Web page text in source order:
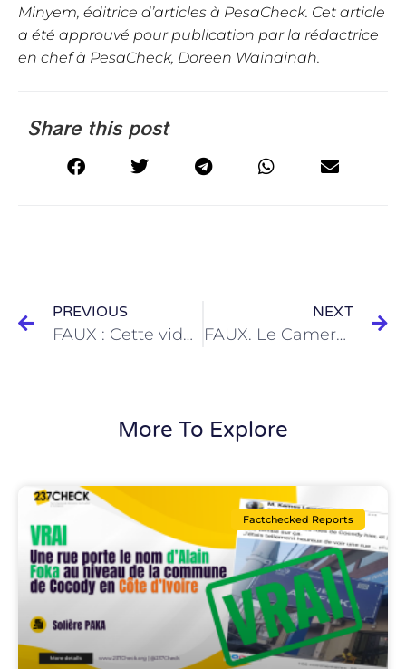
Minyem, éditrice d’articles à PesaCheck. Cet article
a été approuvé pour publication par la rédactrice
en chef à PesaCheck, Doreen Wainainah.
Share this post
PREVIOUS
FAUX : Cette vidéo ne montre pas Issa Tchiroma Bakary avec la garde de l’armée tchadienne
NEXT
FAUX. Le Cameroun n’est pas le 3e producteur mondial de cacao
More To Explore
Factchecked Reports